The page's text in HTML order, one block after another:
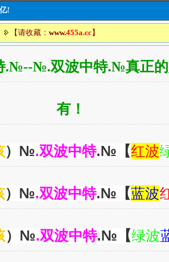
!
【请收藏： www.455a.cc】
.№--№.双波中特.№真正的
有！
）№.双波中特.№【红波
）№.双波中特.№【蓝波
）№.双波中特.№【绿波